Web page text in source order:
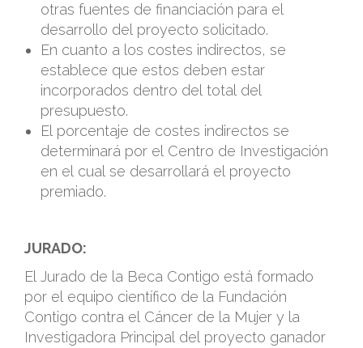
otras fuentes de financiación para el
desarrollo del proyecto solicitado.
En cuanto a los costes indirectos, se
establece que estos deben estar
incorporados dentro del total del
presupuesto.
El porcentaje de costes indirectos se
determinará por el Centro de Investigación
en el cual se desarrollará el proyecto
premiado.
JURADO:
El Jurado de la Beca Contigo está formado
por el equipo científico de la Fundación
Contigo contra el Cáncer de la Mujer y la
Investigadora Principal del proyecto ganador